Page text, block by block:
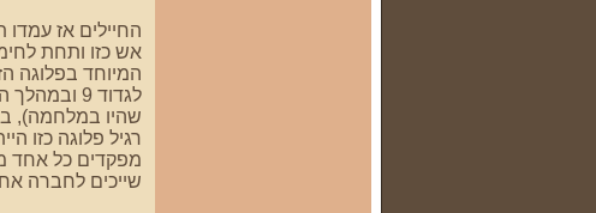
החיילים אז
אש כזו ותחת
שהיו במלחמה),
רגיל פלוגה כזו
מפקדים כל אחד
שייכים לחברה